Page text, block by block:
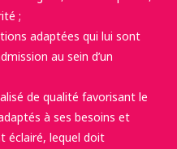
;
adaptées qui lui sont
au sein d’un
de qualité favorisant le
à ses besoins et
éclairé, lequel doit